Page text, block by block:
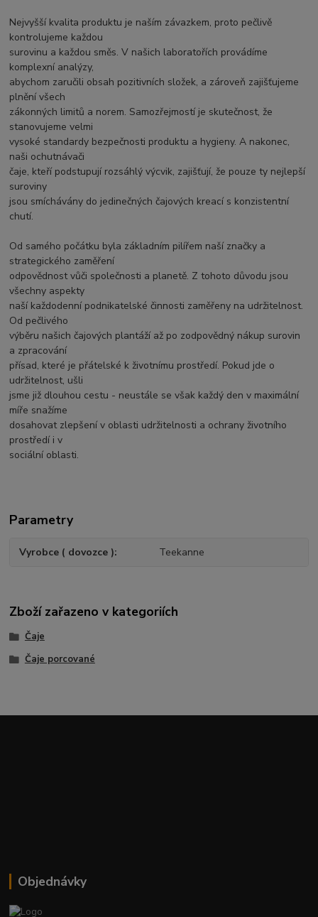
Nejvyšší kvalita produktu je naším závazkem, proto pečlivě
kontrolujeme každou
surovinu a každou směs. V našich laboratořích provádíme
komplexní analýzy,
abychom zaručili obsah pozitivních složek, a zároveň zajišťujeme
plnění všech
zákonných limitů a norem. Samozřejmostí je skutečnost, že
stanovujeme velmi
vysoké standardy bezpečnosti produktu a hygieny. A nakonec,
naši ochutnávači
čaje, kteří podstupují rozsáhlý výcvik, zajišťují, že pouze ty nejlepší
suroviny
jsou smíchávány do jedinečných čajových kreací s konzistentní
chutí.
Od samého počátku byla základním pilířem naší značky a
strategického zaměření
odpovědnost vůči společnosti a planetě. Z tohoto důvodu jsou
všechny aspekty
naší každodenní podnikatelské činnosti zaměřeny na udržitelnost.
Od pečlivého
výběru našich čajových plantáží až po zodpovědný nákup surovin
a zpracování
přísad, které je přátelské k životnímu prostředí. Pokud jde o
udržitelnost, ušli
jsme již dlouhou cestu - neustále se však každý den v maximální
míře snažíme
dosahovat zlepšení v oblasti udržitelnosti a ochrany životního
prostředí i v
sociální oblasti.
Parametry
Vyrobce ( dovozce ) Teekanne
Zboží zařazeno v kategoriích
Čaje
Čaje porcované
Objednávky